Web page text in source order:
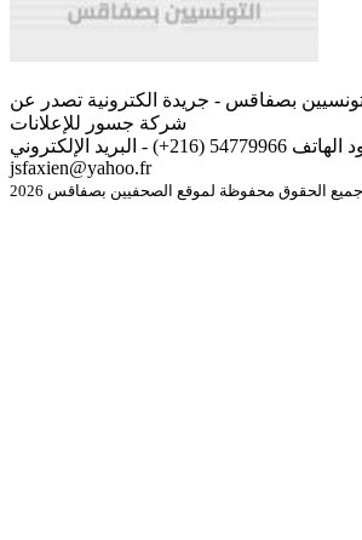
بصفاقس - جريدة الكترونية تصدر عن
شركة جسور للإعلانات
للإتصال أو نشر الردود الهاتف 54779966 (216+) - البريد الإلكتروني
jsfaxien@yahoo.fr
جميع الحقوق محفوظة لموقع الصحفيين بصفاقس 2026